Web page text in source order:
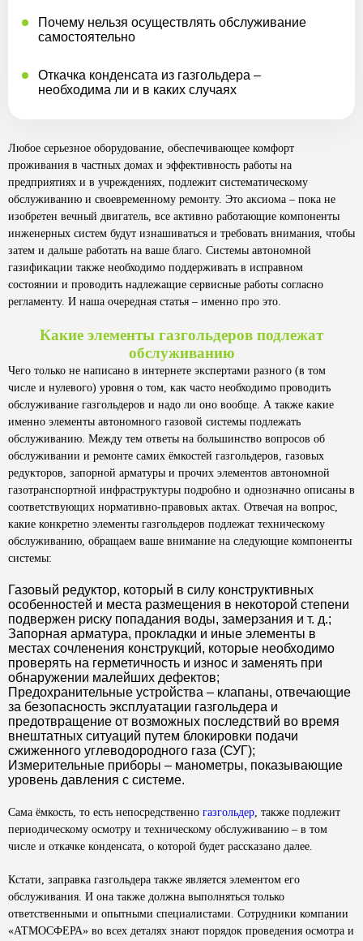
Почему нельзя осуществлять обслуживание
самостоятельно
Откачка конденсата из газгольдера –
необходима ли и в каких случаях
Любое серьезное оборудование, обеспечивающее комфорт
проживания в частных домах и эффективность работы на
предприятиях и в учреждениях, подлежит систематическому
обслуживанию и своевременному ремонту. Это аксиома – пока не
изобретен вечный двигатель, все активно работающие компоненты
инженерных систем будут изнашиваться и требовать внимания, чтобы
затем и дальше работать на ваше благо. Системы автономной
газификации также необходимо поддерживать в исправном
состоянии и проводить надлежащие сервисные работы согласно
регламенту. И наша очередная статья – именно про это.
Какие элементы газгольдеров подлежат
обслуживанию
Чего только не написано в интернете экспертами разного (в том
числе и нулевого) уровня о том, как часто необходимо проводить
обслуживание газгольдеров и надо ли оно вообще. А также какие
именно элементы автономного газовой системы подлежать
обслуживанию. Между тем ответы на большинство вопросов об
обслуживании и ремонте самих ёмкостей газгольдеров, газовых
редукторов, запорной арматуры и прочих элементов автономной
газотранспортной инфраструктуры подробно и однозначно описаны в
соответствующих нормативно-правовых актах. Отвечая на вопрос,
какие конкретно элементы газгольдеров подлежат техническому
обслуживанию, обращаем ваше внимание на следующие компоненты
системы:
Газовый редуктор, который в силу конструктивных
особенностей и места размещения в некоторой степени
подвержен риску попадания воды, замерзания и т. д.;
Запорная арматура, прокладки и иные элементы в
местах сочленения конструкций, которые необходимо
проверять на герметичность и износ и заменять при
обнаружении малейших дефектов;
Предохранительные устройства – клапаны, отвечающие
за безопасность эксплуатации газгольдера и
предотвращение от возможных последствий во время
внештатных ситуаций путем блокировки подачи
сжиженного углеводородного газа (СУГ);
Измерительные приборы – манометры, показывающие
уровень давления с системе.
Сама ёмкость, то есть непосредственно газгольдер, также подлежит
периодическому осмотру и техническому обслуживанию – в том
числе и откачке конденсата, о которой будет рассказано далее.
Кстати, заправка газгольдера также является элементом его
обслуживания. И она также должна выполняться только
ответственными и опытными специалистами. Сотрудники компании
«АТМОСФЕРА» во всех деталях знают порядок проведения осмотра и